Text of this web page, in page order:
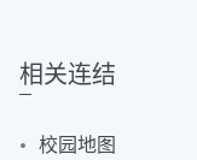
相关连结
校园地图